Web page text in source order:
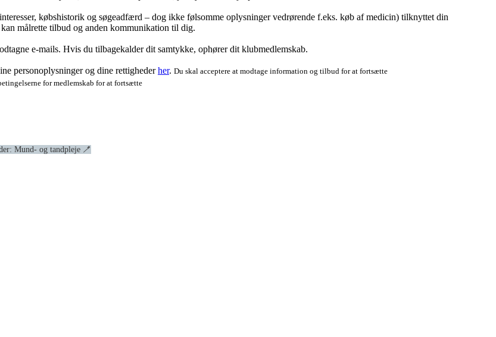
købshistorik og søgeadfærd – dog ikke følsomme oplysninger vedrørende f.eks. køb af medicin) tilknyttet din
målrette tilbud og anden kommunikation til dig.
e-mails. Hvis du tilbagekalder dit samtykke, ophører dit klubmedlemskab.
personoplysninger og dine rettighederher. Du skal acceptere at modtage information og tilbud for at fortsætte
for medlemskab for at fortsætte
Mund- og tandpleje 🪥